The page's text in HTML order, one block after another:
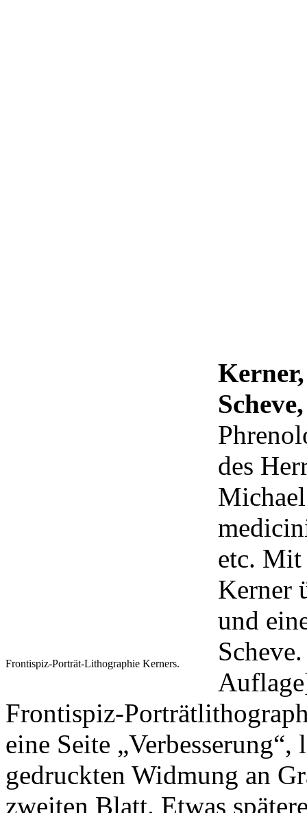
Frontispiz-Porträt-Lithographie Kerners.
des
etc. Mit
Kerner
und
Frontispiz-
eine Seite
gedruckten Widmung an
zweiten Blatt. Etwas